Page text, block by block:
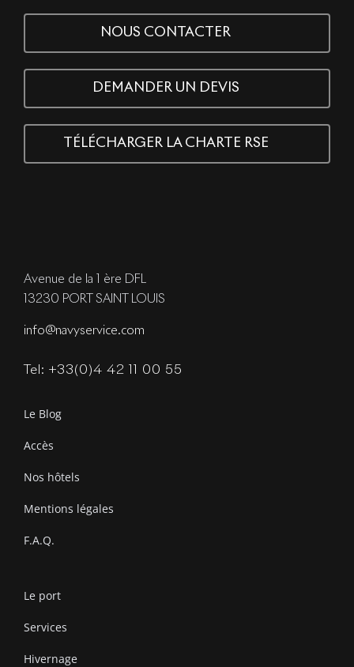
NOUS CONTACTER
DEMANDER UN DEVIS
TÉLÉCHARGER LA CHARTE RSE
Avenue de la 1 ère DFL
13230 PORT SAINT LOUIS
info@navyservice.com
Tel: +33(0)4 42 11 00 55
Le Blog
Accès
Nos hôtels
Mentions légales
F.A.Q.
Le port
Services
Hivernage